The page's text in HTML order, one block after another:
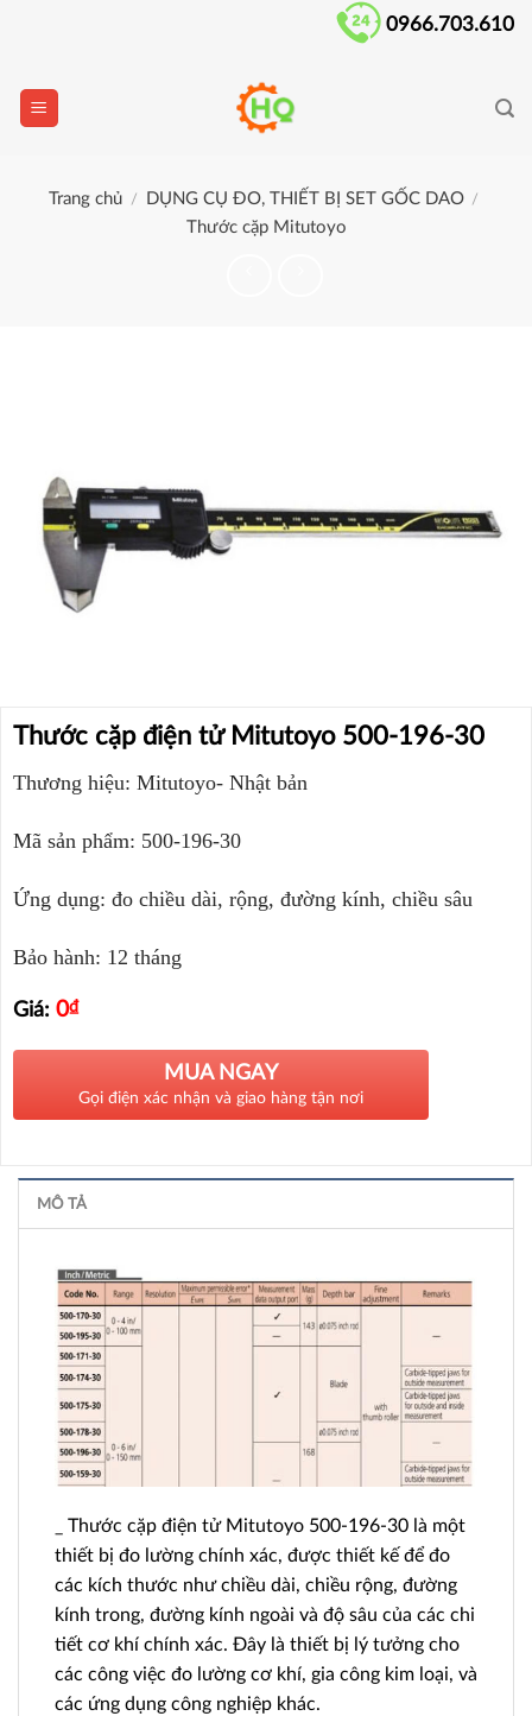
0966.703.610
Trang chủ / DỤNG CỤ ĐO, THIẾT BỊ SET GỐC DAO /
Thước cặp Mitutoyo
Thước cặp điện tử Mitutoyo 500-196-30
Thương hiệu: Mitutoyo- Nhật bản
Mã sản phẩm: 500-196-30
Ứng dụng: đo chiều dài, rộng, đường kính, chiều sâu
Bảo hành: 12 tháng
Giá: 0₫
MUA NGAY
Gọi điện xác nhận và giao hàng tận nơi
MÔ TẢ
_ Thước cặp điện tử Mitutoyo 500-196-30 là một
thiết bị đo lường chính xác, được thiết kế để đo
các kích thước như chiều dài, chiều rộng, đường
kính trong, đường kính ngoài và độ sâu của các chi
tiết cơ khí chính xác. Đây là thiết bị lý tưởng cho
các công việc đo lường cơ khí, gia công kim loại, và
các ứng dụng công nghiệp khác.